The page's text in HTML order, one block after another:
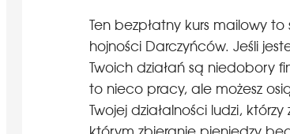
Ten bezpłatny kurs mailowy
hojności Darczyńców. Jeśli
Twoich działań są niedobory
to nieco pracy, ale możesz
Twojej działalności ludzi,